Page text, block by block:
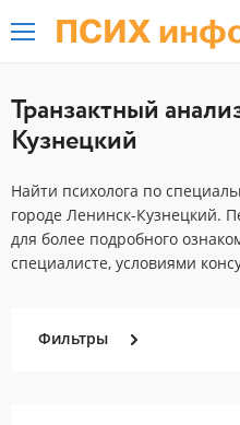
ПСИХ
Транзактный
Кузнецкий
Найти психолога по
городе Ленинск-Кузнецкий.
для более подробного
специалисте, условиями
Фильтры